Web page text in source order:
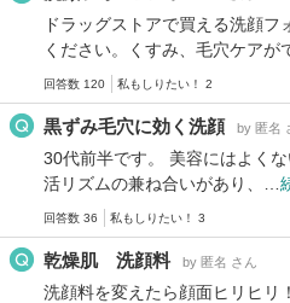
ドラッグストアで買える洗顔
ください。くすみ、毛穴ケアが
回答数 120 私もしりたい！ 2
黒ずみ毛穴に効く洗顔 by 匿名
30代前半です。 美容にはよく
活リズムの兼ね合いがあり、…
回答数 36 私もしりたい！ 3
乾燥肌 洗顔料 by 匿名 さん
洗顔料を変えたら顔面ヒリヒリ